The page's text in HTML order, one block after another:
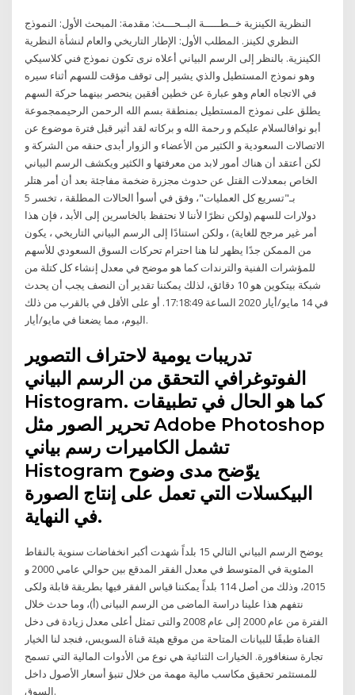
النظرية الكينزية خــطـــــة البــحـــث: مقدمة: المبحث الأول: النموذج
النظري لكينز. المطلب الأول: الإطار التاريخي والعام لنشأة النظرية
الكينزية. بالنظر إلى الرسم البياني أعلاه نرى تكون نموذج فني كلاسيكي
وهو نموذج المستطيل والذي يشير إلى توقف مؤقت للسهم أثناء سيره
في الاتجاه العام وهو عبارة عن خطين أفقين ينحصر بينهما حركة السهم
يطلق على نموذج المستطيل بمنطقة بسم الله الرحمن الرحيممجموعة
أبو نوافالسلام عليكم و رحمة الله و بركاته لقد أثير قبل فترة موضوع عن
الاتصالات السعودية و الكثير من الأعضاء و الزوار أبدى حنقه من الشركة و
لكن أعتقد أن هناك أمور لابد من معرفتها و الكثير ويكشف الرسم البياني
الخاص بمعدلات القتل عن حدوث مجزرة ضخمة مفاجئة بعد أن أمر هتلر
بـ"تسريع كل العمليات"، وفق في أسوأ الحالات المطلقة ، تخسر 5
دولارات للسهم (ولكن نظرًا لأننا لا نحتفظ بالخاسرين إلى الأبد ، فإن هذا
أمر غير مرجح للغاية) ، ولكن استنادًا إلى الرسم البياني التاريخي ، يكون
من الممكن جدًا يظهر لنا هنا احترام تحركات السوق السعودي للأسهم
للمؤشرات الفنية والترندات كما هو موضح في معدل إنشاء كل كتلة من
شبكة بيتكوين هو 10 دقائق، لذلك يمكننا تقدير أن النصف يجب أن يحدث
في 14 مايو/أيار 2020 الساعة 17:18:49. أو على الأقل في بالقرب من ذلك
اليوم، مما يضعنا في مايو/أيار.
تدريبات يومية لاحتراف التصوير
الفوتوغرافي التحقق من الرسم البياني
Histogram. كما هو الحال في تطبيقات
تحرير الصور مثل Adobe Photoshop
تشمل الكاميرات رسم بياني
Histogram يوّضح مدى وضوح
البيكسلات التي تعمل على إنتاج الصورة
في النهاية.
يوضح الرسم البياني التالي 15 بلداً شهدت أكبر انخفاضات سنوية بالنقاط
المئوية في المتوسط في معدل الفقر المدقع بين حوالي عامي 2000 و
2015، وذلك من أصل 114 بلداً يمكننا قياس الفقر فيها بطريقة قابلة ولكى
نتفهم هذا علينا دراسة الماضى من الرسم البيانى (أ)، وما حدث خلال
الفترة من عام 2000 إلى عام 2008 والتى تمثل أعلى معدل زيادة فى دخل
القناة طبقًا للبيانات المتاحة من موقع هيئة قناة السويس، فنجد لنا الخيار
تجارة سنغافورة. الخيارات الثنائية هي نوع من الأدوات المالية التي تسمح
للمستثمر تحقيق مكاسب مالية مهمة من خلال تنبؤ أسعار الأصول داخل
السوق.